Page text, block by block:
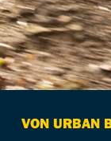
VON URBAN